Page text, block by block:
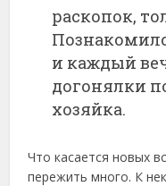
раскопок,
и каждый
догонялки
хозяйка.
Что касается новых
пережить много. К